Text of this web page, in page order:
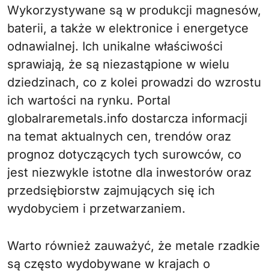
Wykorzystywane są w produkcji magnesów,
baterii, a także w elektronice i energetyce
odnawialnej. Ich unikalne właściwości
sprawiają, że są niezastąpione w wielu
dziedzinach, co z kolei prowadzi do wzrostu
ich wartości na rynku. Portal
globalraremetals.info dostarcza informacji
na temat aktualnych cen, trendów oraz
prognoz dotyczących tych surowców, co
jest niezwykle istotne dla inwestorów oraz
przedsiębiorstw zajmujących się ich
wydobyciem i przetwarzaniem.
Warto również zauważyć, że metale rzadkie
są często wydobywane w krajach o